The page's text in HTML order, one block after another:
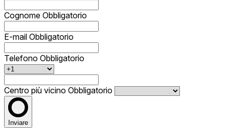
Cognome Obbligatorio
E-mail Obbligatorio
Telefono Obbligatorio
Centro più vicino Obbligatorio
Inviare